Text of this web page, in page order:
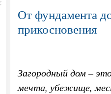
От фундамента
прикосновения
Загородный дом –
мечта, убежище,